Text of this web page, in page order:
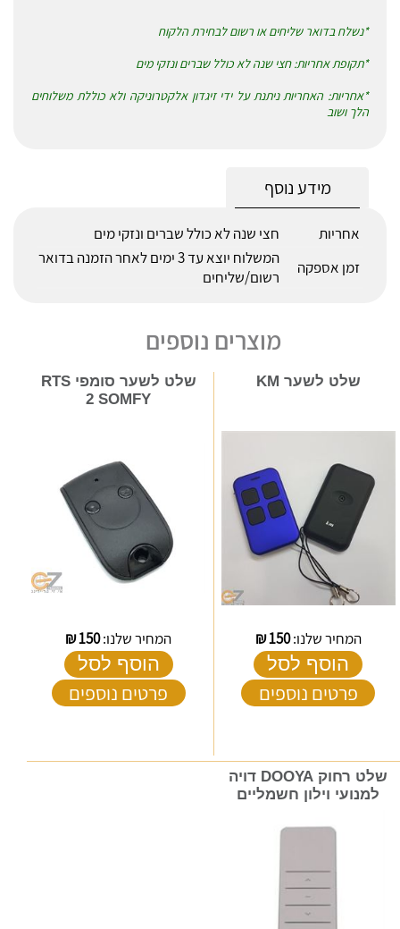
*נשלח בדואר שליחים או רשום לבחירת הלקוח
*תקופת אחריות: חצי שנה לא כולל שברים ונזקי מים
*אחריות: האחריות ניתנת על ידי זיגדון אלקטרוניקה ולא כוללת משלוחים
הלך ושוב
מידע נוסף
אחריות
חצי שנה לא כולל שברים ונזקי מים
זמן אספקה
המשלוח יוצא עד 3 ימים לאחר הזמנה בדואר
רשום/שליחים
מוצרים נוספים
שלט לשער KM
המחיר שלנו:150
₪
הוסף לסל
פרטים נוספים
שלט לשער סומפי RTS
2 SOMFY
המחיר שלנו:150
₪
הוסף לסל
פרטים נוספים
שלט רחוק DOOYA דויה
למנועי וילון חשמליים